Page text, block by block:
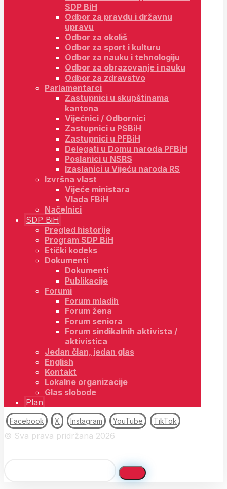
SDP BiH
Odbor za pravdu i državnu
upravu
Odbor za okoliš
Odbor za sport i kulturu
Odbor za nauku i tehnologiju
Odbor za obrazovanje i nauku
Odbor za zdravstvo
Parlamentarci
Zastupnici u skupštinama
kantona
Vijećnici / Odbornici
Zastupnici u PSBiH
Zastupnici u PFBiH
Delegati u Domu naroda PFBiH
Poslanici u NSRS
Izaslanici u Vijeću naroda RS
Izvršna vlast
Vijeće ministara
Vlada FBiH
Načelnici
SDP BiH
Pregled historije
Program SDP BiH
Etički kodeks
Dokumenti
Dokumenti
Publikacije
Forumi
Forum mladih
Forum žena
Forum seniora
Forum sindikalnih aktivista /
aktivistica
Jedan član, jedan glas
English
Kontakt
Lokalne organizacije
Glas slobode
Plan
Facebook X Instagram YouTube TikTok
© Sva prava pridržana 2026